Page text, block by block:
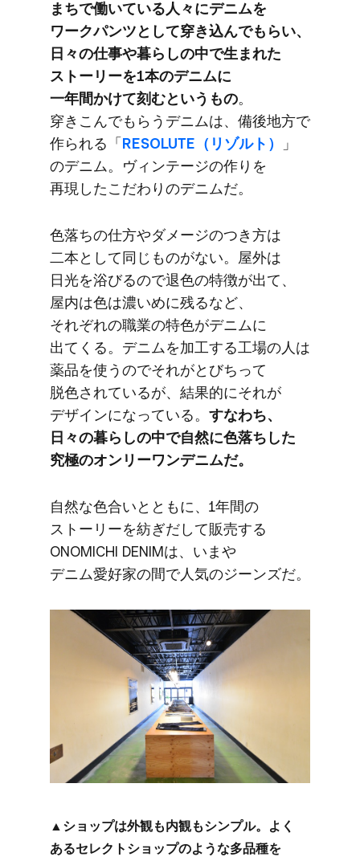
まちで​働いている​人々に​デニムを​
ワークパンツと​して​穿き込んで​もらい、​
日々の​仕事や​暮らしの​中で​生まれた​
ストーリーを​1本の​デニムに​
一年間かけて​刻むと​いう​もの。​
穿きこんで​もらう​デニムは、​備後地方で​
作られる​「 RESOLUTE​（リゾルト）
」
の​デニム。​ヴィンテージの​作りを​
再現したこだわりの​デニムだ。
色落ちの​仕方​や​ダメージの​つき方は​
二本と​して​同じ​ものが​ない。​屋外は​
日光を​浴びるので​退色の​特徴が​出て、​
屋内は​色は​濃いめに​残るなど、​
それぞれの​職業の​特色が​デニムに​
出てくる。​デニムを​加工する​工場の​人は​
薬品を​使うので​それがとびちって​
脱色されているが、​結果​的に​それが​
デザインに​なっている。 ​すなわち、​
日々の​暮らしの​中で​自然に​色落ちした​
究極の​オンリーワンデニムだ。
自然な​色合いとともに、​1年間の​
ストーリーを​紡ぎだして​販売する​
ONOMICHI DENIMは、​いまや​
デニム愛好家の​間で​人気の​ジーンズだ。
▲ショップは​外観も​内観も​シンプル。​よく​
ある​セレクトショップのような​多品種を​